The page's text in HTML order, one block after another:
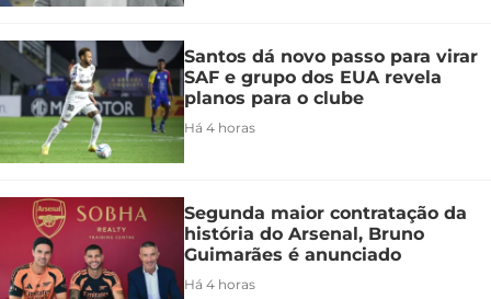
Santos dá novo passo para virar
SAF e grupo dos EUA revela
planos para o clube
Há 4 horas
Segunda maior contratação da
história do Arsenal, Bruno
Guimarães é anunciado
Há 4 horas